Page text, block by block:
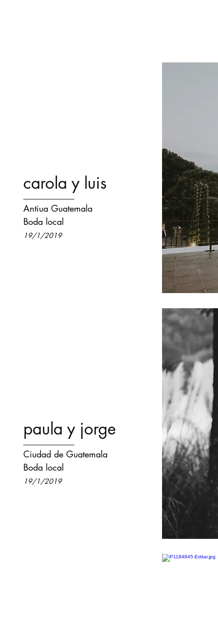
carola y luis
Antiua Guatemala
Boda local
19/1/2019
paula y jorge
Ciudad de Guatemala
Boda local
19/1/2019